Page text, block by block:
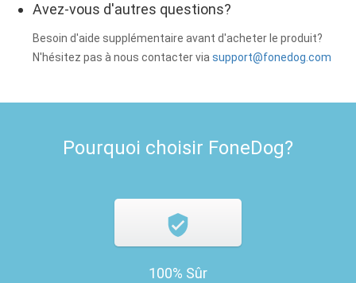
Avez-vous d'autres questions?
Besoin d'aide supplémentaire avant d'acheter le produit?
N'hésitez pas à nous contacter viasupport@fonedog.com
Pourquoi choisir FoneDog?
100% Sûr